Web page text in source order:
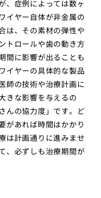
、症例によっては数ヶ
イヤー自体が非金属の
は、その素材の弾性や
トロールや歯の動き方
間に影響が出ることも
イヤーの具体的な製品
師の技術や治療計画に
きな影響を与えるの
んの協力度」です。ど
があれば時間はかかり
は計画通りに進みませ
、必ずしも治療期間が